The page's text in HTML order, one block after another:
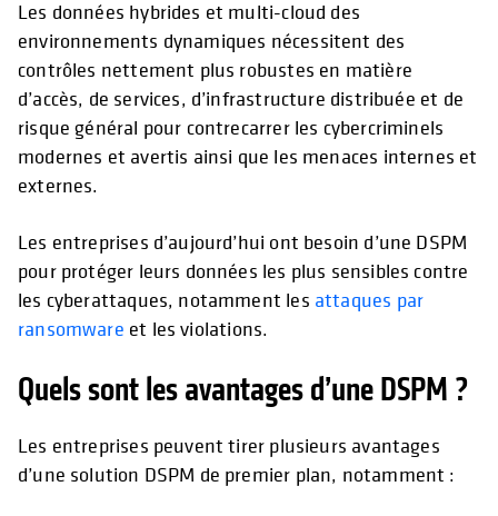
Les données hybrides et multi-cloud des
environnements dynamiques nécessitent des
contrôles nettement plus robustes en matière
d’accès, de services, d’infrastructure distribuée et de
risque général pour contrecarrer les cybercriminels
modernes et avertis ainsi que les menaces internes et
externes.
Les entreprises d’aujourd’hui ont besoin d’une DSPM
pour protéger leurs données les plus sensibles contre
les cyberattaques, notamment les attaques par
ransomware et les violations.
Quels sont les avantages d’une DSPM ?
Les entreprises peuvent tirer plusieurs avantages
d’une solution DSPM de premier plan, notamment :